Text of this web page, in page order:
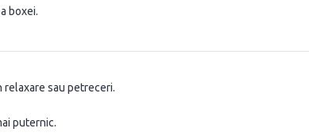
boxei.
relaxare sau petreceri.
puternic.